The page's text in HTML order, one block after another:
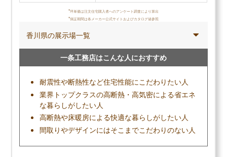
調査方法：インターネット調査
調査対象：セキスイハイムで注文住宅を建てた人
メリット
構造躯体の多くが工場生産で品質のばらつきが
少なく、工期が短い
鉄骨造特有の高耐震・高耐久な家が建てられる
実績のある大手だからこその安定性
*坪単価は注文住宅購入者へのアンケート調査により算出
*保証期間は各メーカー公式サイトおよびカタログ値参照
香川県の展示場一覧
一条工務店はこんな人におすすめ
耐震性や断熱性など住宅性能にこだわりたい人
業界トップクラスの高断熱・高気密による省エネ
な暮らしがしたい人
高断熱や床暖房による快適な暮らしがしたい人
間取りやデザインにはそこまでこだわりのない人